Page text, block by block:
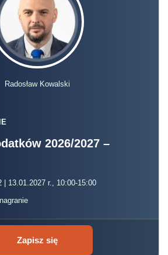
Radosław Kowalski
2026/2027 –
| 13.01.2027 r., 10:00-15:00
Zapisz się